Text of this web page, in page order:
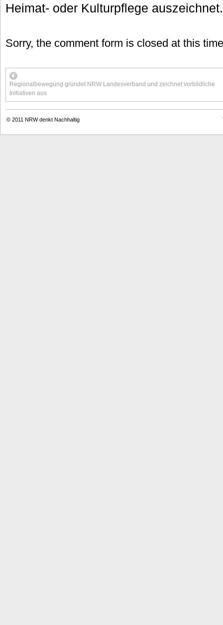
Heimat- oder Kulturpflege auszeichnet.
Sorry, the comment form is closed at this
Regionalbewegung gründet NRW Landesverband und zeichnet vorbildliche
Initiativen aus
© 2011 NRW denkt Nachhaltig